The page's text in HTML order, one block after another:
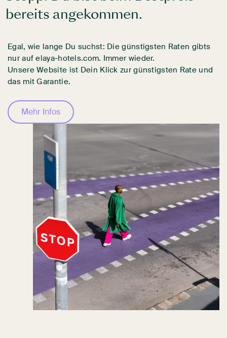
bereits angekommen.
Egal, wie lange Du suchst: Die günstigsten Raten gibts
nur auf elaya-hotels.com. Immer wieder.
Unsere Website ist Dein Klick zur günstigsten Rate und
das mit Garantie.
Mehr Infos